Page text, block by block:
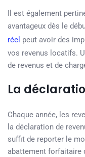
Il est également
avantageux dès le
réel peut avoir des
vos revenus locatifs.
de revenus et de
La
Chaque année, les
la déclaration de
suffit de reporter le
abattement forfaitaire